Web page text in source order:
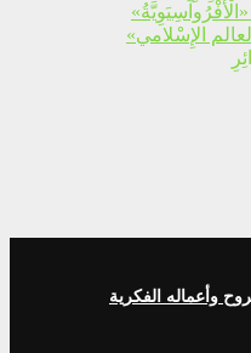
الإِسْلامي»
وأعماله الفكرية